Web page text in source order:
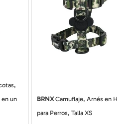
en un
BRNXCamuflaje, Arnés en H
para Perros, Talla XS